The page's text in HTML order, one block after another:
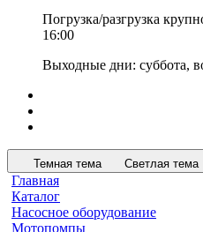
Погрузка/разгрузка
16:00
Выходные дни: суббота,
Темная тема Светлая тема
Главная
Каталог
Насосное оборудование
Мотопомпы